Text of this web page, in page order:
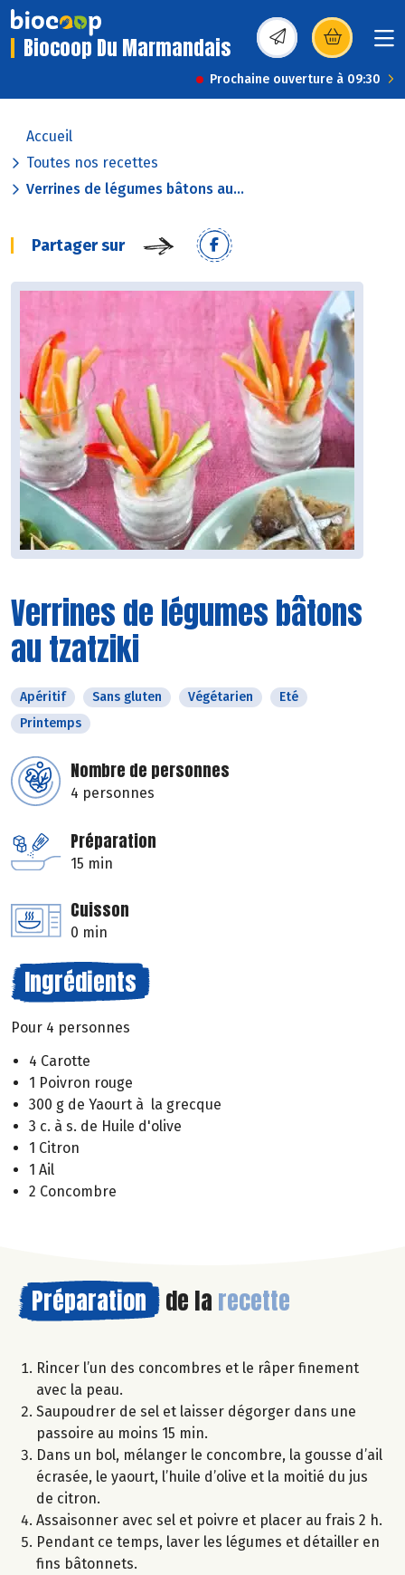
Biocoop Du Marmandais (s’ouvre dans une
Prochaine ouverture à 09:30
Accueil
Toutes nos recettes
Verrines de légumes bâtons au...
Partager sur
Verrines de légumes bâtons
au tzatziki
Apéritif Sans gluten Végétarien
Eté
Printemps
Nombre de personnes
4 personnes
Préparation
15 min
Cuisson
0 min
Ingrédients
Pour 4 personnes
4 Carotte
1 Poivron rouge
300 g de Yaourt à la grecque
3 c. à s. de Huile d'olive
1 Citron
1 Ail
2 Concombre
Préparation de la recette
Rincer l’un des concombres et le râper finement
avec la peau.
Saupoudrer de sel et laisser dégorger dans une
passoire au moins 15 min.
Dans un bol, mélanger le concombre, la gousse d’ail
écrasée, le yaourt, l’huile d’olive et la moitié du jus
de citron.
Assaisonner avec sel et poivre et placer au frais 2 h.
Pendant ce temps, laver les légumes et détailler en
fins bâtonnets.